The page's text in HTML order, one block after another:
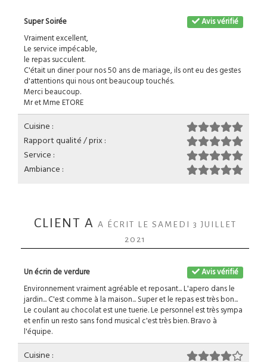
Avis vérifié
Super Soirée
Vraiment excellent,
Le service impécable,
le repas succulent.
C'était un diner pour nos 50 ans de mariage, ils ont eu des gestes
d'attentions qui nous ont beaucoup touchés.
Merci beaucoup.
Mr et Mme ETORE
Cuisine :
Rapport qualité / prix :
Service :
Ambiance :
CLIENT A A ÉCRIT LE SAMEDI 3 JUILLET
2021
Avis vérifié
Un écrin de verdure
Environnement vraiment agréable et reposant... L'apero dans le
jardin... C'est comme à la maison... Super et le repas est très bon...
Le coulant au chocolat est une tuerie. Le personnel est très sympa
et enfin un resto sans fond musical c'est très bien. Bravo à
l'équipe.
Cuisine :